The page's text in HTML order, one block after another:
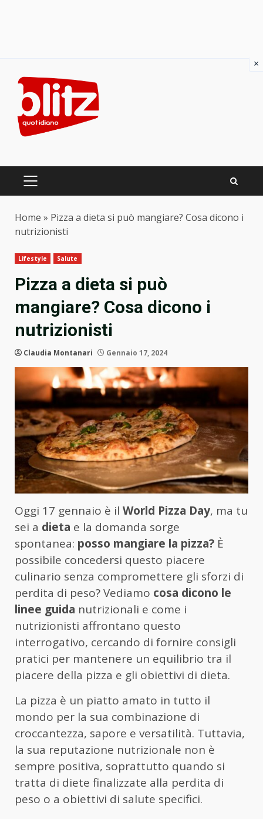
content
PRIMARY
Home » Pizza a dieta si può mangiare? Cosa dicono i
nutrizionisti
Lifestyle Salute
Pizza a dieta si può
mangiare? Cosa dicono i
nutrizionisti
Claudia Montanari Gennaio 17, 2024
Oggi 17 gennaio è il World Pizza Day, ma tu
sei a dieta e la domanda sorge
spontanea: posso mangiare la pizza? È
possibile concedersi questo piacere
culinario senza compromettere gli sforzi di
perdita di peso? Vediamo cosa dicono le
linee guida nutrizionali e come i
nutrizionisti affrontano questo
interrogativo, cercando di fornire consigli
pratici per mantenere un equilibrio tra il
piacere della pizza e gli obiettivi di dieta.
La pizza è un piatto amato in tutto il
mondo per la sua combinazione di
croccantezza, sapore e versatilità. Tuttavia,
la sua reputazione nutrizionale non è
sempre positiva, soprattutto quando si
tratta di diete finalizzate alla perdita di
peso o a obiettivi di salute specifici.
×